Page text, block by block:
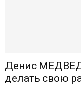
Денис
делать свою